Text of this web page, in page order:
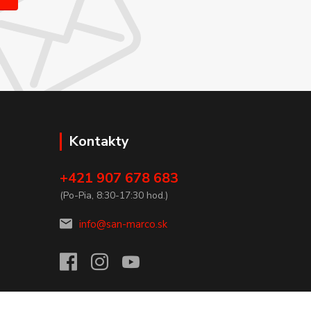
Kontakty
+421 907 678 683
(Po-Pia, 8:30-17:30 hod.)
info@san-marco.sk